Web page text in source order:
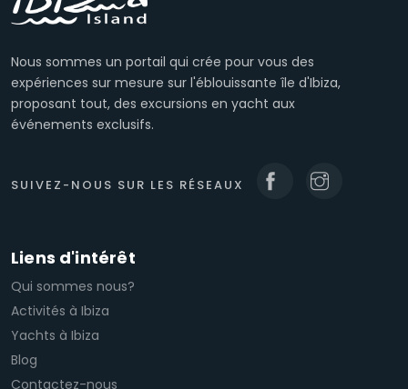
Nous sommes un portail qui crée pour vous des
expériences sur mesure sur l'éblouissante île d'Ibiza,
proposant tout, des excursions en yacht aux
événements exclusifs.
SUIVEZ-NOUS SUR LES RÉSEAUX
Liens d'intérêt
Qui sommes nous?
Activités à Ibiza
Yachts à Ibiza
Blog
Contactez-nous